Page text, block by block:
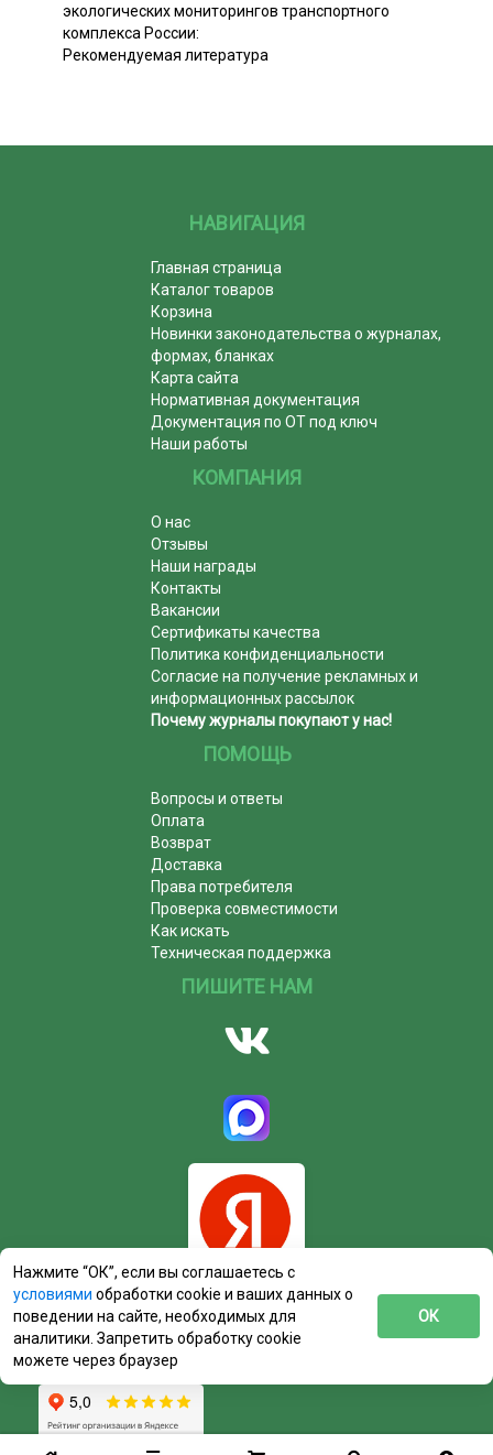
экологических мониторингов транспортного
комплекса России:
Рекомендуемая литература
НАВИГАЦИЯ
Главная страница
Каталог товаров
Корзина
Новинки законодательства о журналах,
формах, бланках
Карта сайта
Нормативная документация
Документация по ОТ под ключ
Наши работы
КОМПАНИЯ
О нас
Отзывы
Наши награды
Контакты
Вакансии
Сертификаты качества
Политика конфиденциальности
Согласие на получение рекламных и
информационных рассылок
Почему журналы покупают у нас!
ПОМОЩЬ
Вопросы и ответы
Оплата
Возврат
Доставка
Права потребителя
Проверка совместимости
Как искать
Техническая поддержка
ПИШИТЕ НАМ
Нажмите “ОК”, если вы соглашаетесь с
условиями обработки cookie и ваших данных о
поведении на сайте, необходимых для
аналитики. Запретить обработку cookie
можете через браузер
ОК